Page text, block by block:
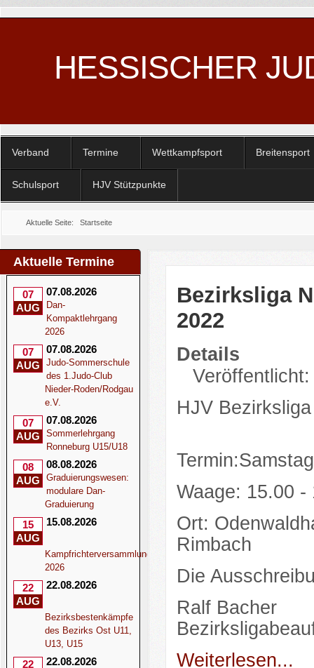
HESSISCHER
Verband Termine Wettkampfsport Breitensport
Schulsport HJV Stützpunkte
Aktuelle Seite: Startseite
Aktuelle Termine
07
AUG
07.08.2026
Dan-
Kompaktlehrgang
2026
07
AUG
07.08.2026
Judo-Sommerschule
des 1.Judo-Club
Nieder-Roden/Rodgau
e.V.
07
AUG
07.08.2026
Sommerlehrgang
Ronneburg U15/U18
08
AUG
08.08.2026
Graduierungswesen:
modulare Dan-
Graduierung
15
AUG
15.08.2026
Kampfrichterversammlung
2026
22
AUG
22.08.2026
Bezirksbestenkämpfe
des Bezirks Ost U11,
U13, U15
22
22.08.2026
Bezirksliga
2022
Details
HJV
Waage: 15.00 -
Ort:
Rimbach
Die
Ralf Bacher
Weiterlesen...